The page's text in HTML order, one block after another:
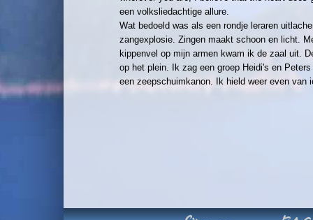
een volksliedachtige allure.
Wat bedoeld was als een rondje leraren
zangexplosie. Zingen maakt schoon en licht.
kippenvel op mijn armen kwam ik de zaal uit.
op het plein. Ik zag een groep Heidi's en
een zeepschuimkanon. Ik hield weer even van